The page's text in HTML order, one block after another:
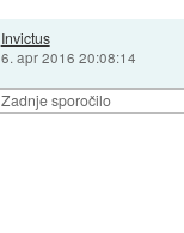
Zadnje sporočilo
Invictus
6. apr 2016 20:08:14